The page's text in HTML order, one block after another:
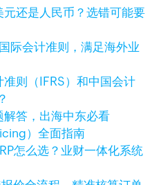
还是人民币？选错可能要
际会计准则，满足海外业
则（IFRS）和中国会计
解答，出海中东必看
）全面指南
怎么选？业财一体化系统